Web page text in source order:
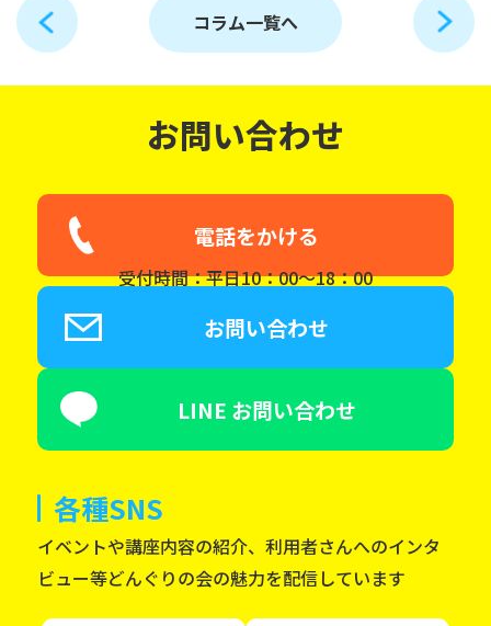
コラム一覧へ
お問い合わせ
電話をかける
受付時間：平日10：00～18：00
お問い合わせ
LINE お問い合わせ
各種SNS
イベントや講座内容の紹介、利用者さんへのインタ
ビュー等どんぐりの会の魅力を配信しています